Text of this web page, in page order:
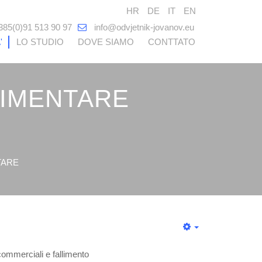
HR DE IT
EN
513 90 97
info@odvjetnik-jovanov.eu
LO STUDIO DOVE SIAMO CONTTATO
e fallimento